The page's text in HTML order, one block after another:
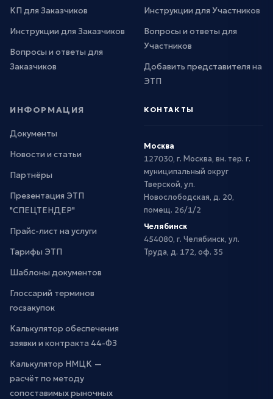
КП для Заказчиков
Инструкции для Заказчиков
Вопросы и ответы для
Заказчиков
Инструкции для Участников
Вопросы и ответы для
Участников
Добавить представителя на
ЭТП
ИНФОРМАЦИЯ
Документы
Новости и статьи
Партнёры
Презентация ЭТП
"СПЕЦТЕНДЕР"
Прайс-лист на услуги
Тарифы ЭТП
Шаблоны документов
Глоссарий терминов
госзакупок
Калькулятор обеспечения
заявки и контракта 44-ФЗ
Калькулятор НМЦК —
расчёт по методу
сопоставимых рыночных
КОНТАКТЫ
Москва
127030, г. Москва, вн. тер. г.
муниципальный округ
Тверской, ул.
Новослободская, д. 20,
помещ. 26/1/2
Челябинск
454080, г. Челябинск, ул.
Труда, д. 172, оф. 35